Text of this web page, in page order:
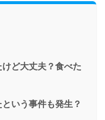
ど大丈夫？食べた
いう事件も発生？